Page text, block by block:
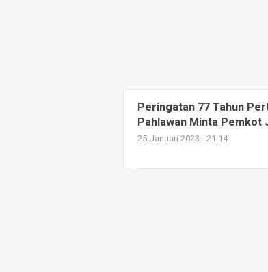
Peringatan 77 Tahun
Pahlawan Minta Pemkot
25 Januari 2023 - 21:14